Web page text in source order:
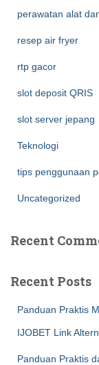
perawatan alat
resep air fryer
rtp gacor
slot deposit QRIS
slot server jepang
Teknologi
tips penggunaan
Uncategorized
Recent
Recent Posts
Panduan Praktis
IJOBET Link
Panduan Praktis